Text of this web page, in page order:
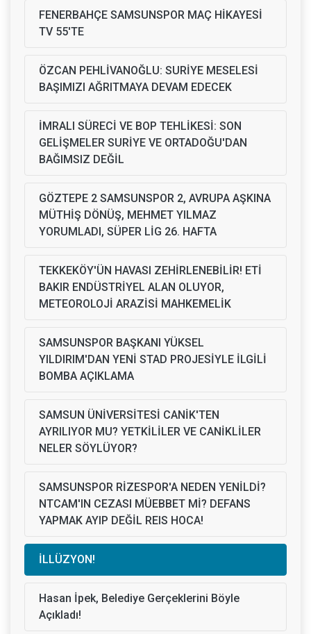
FENERBAHÇE SAMSUNSPOR MAÇ HİKAYESİ
TV 55'TE
ÖZCAN PEHLİVANOĞLU: SURİYE MESELESİ
BAŞIMIZI AĞRITMAYA DEVAM EDECEK
İMRALI SÜRECİ VE BOP TEHLİKESİ: SON
GELİŞMELER SURİYE VE ORTADOĞU'DAN
BAĞIMSIZ DEĞİL
GÖZTEPE 2 SAMSUNSPOR 2, AVRUPA AŞKINA
MÜTHİŞ DÖNÜŞ, MEHMET YILMAZ
YORUMLADI, SÜPER LİG 26. HAFTA
TEKKEKÖY'ÜN HAVASI ZEHİRLENEBİLİR! ETİ
BAKIR ENDÜSTRİYEL ALAN OLUYOR,
METEOROLOJİ ARAZİSİ MAHKEMELİK
SAMSUNSPOR BAŞKANI YÜKSEL
YILDIRIM'DAN YENİ STAD PROJESİYLE İLGİLİ
BOMBA AÇIKLAMA
SAMSUN ÜNİVERSİTESİ CANİK'TEN
AYRILIYOR MU? YETKİLİLER VE CANİKLİLER
NELER SÖYLÜYOR?
SAMSUNSPOR RİZESPOR'A NEDEN YENİLDİ?
NTCAM'IN CEZASI MÜEBBET Mİ? DEFANS
YAPMAK AYIP DEĞİL REIS HOCA!
İLLÜZYON!
Hasan İpek, Belediye Gerçeklerini Böyle
Açıkladı!